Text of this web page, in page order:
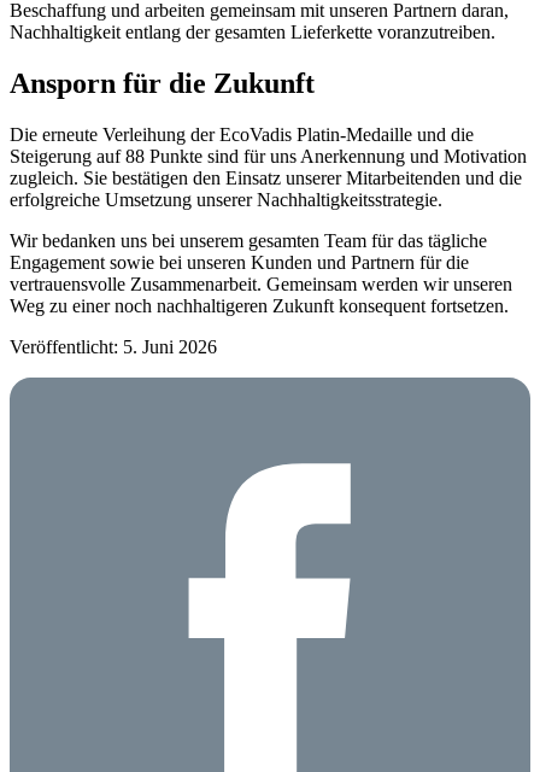
Beschaffung und arbeiten gemeinsam mit unseren Partnern daran,
Nachhaltigkeit entlang der gesamten Lieferkette voranzutreiben.
Ansporn für die Zukunft
Die erneute Verleihung der EcoVadis Platin-Medaille und die
Steigerung auf 88 Punkte sind für uns Anerkennung und Motivation
zugleich. Sie bestätigen den Einsatz unserer Mitarbeitenden und die
erfolgreiche Umsetzung unserer Nachhaltigkeitsstrategie.
Wir bedanken uns bei unserem gesamten Team für das tägliche
Engagement sowie bei unseren Kunden und Partnern für die
vertrauensvolle Zusammenarbeit. Gemeinsam werden wir unseren
Weg zu einer noch nachhaltigeren Zukunft konsequent fortsetzen.
Veröffentlicht: 5. Juni 2026